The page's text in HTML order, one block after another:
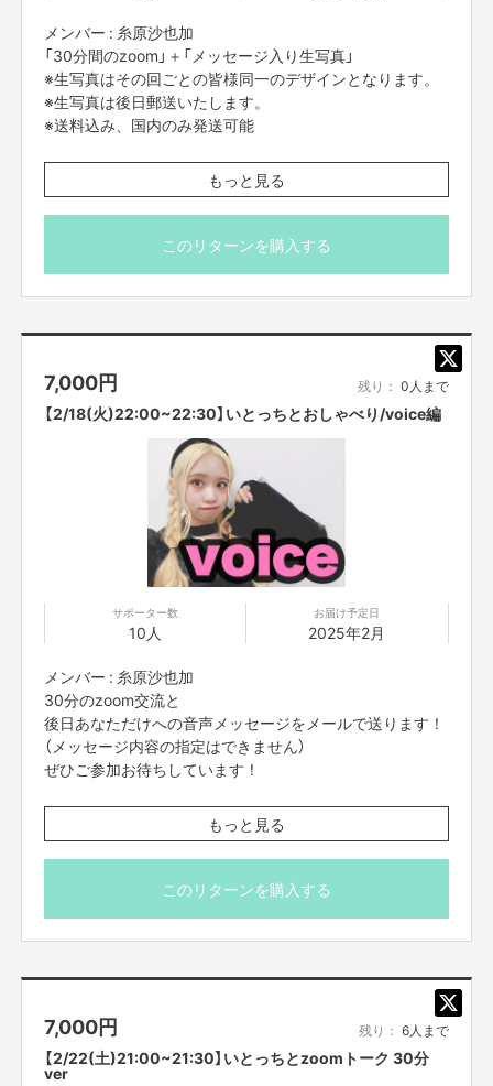
メンバー : 糸原沙也加
「30分間のzoom」＋「メッセージ入り生写真」
※生写真はその回ごとの皆様同一のデザインとなります。
※生写真は後日郵送いたします。
※送料込み、国内のみ発送可能
※プロジェクト本文の末尾に記載されている【ご支援にあた
ってのご注意事項】を必ずご一読ください。
もっと見る
このリターンを購入する
7,000円 残り： 0人まで
【2/18(火)22:00~22:30】いとっちとおしゃべり/voice編
サポーター数
10人
お届け予定日
2025年2月
メンバー : 糸原沙也加
30分のzoom交流と
後日あなただけへの音声メッセージをメールで送ります！
（メッセージ内容の指定はできません）
ぜひご参加お待ちしています！
※プロジェクト本文の末尾に記載されている【ご支援にあた
ってのご注意事項】を必ずご一読ください。
もっと見る
このリターンを購入する
7,000円 残り： 6人まで
【2/22(土)21:00~21:30】いとっちとzoomトーク 30分
ver